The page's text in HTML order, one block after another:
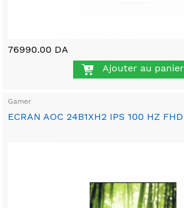
76990.00 DA
Ajouter au panier
Gamer
ECRAN AOC 24B1XH2 IPS 100 HZ FHD